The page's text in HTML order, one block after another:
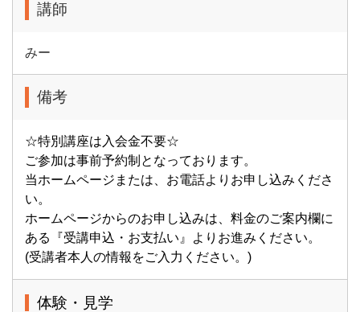
講師
みー
備考
☆特別講座は入会金不要☆
ご参加は事前予約制となっております。
当ホームページまたは、お電話よりお申し込みくださ
い。
ホームページからのお申し込みは、料金のご案内欄に
ある『受講申込・お支払い』よりお進みください。
(受講者本人の情報をご入力ください。)
体験・見学